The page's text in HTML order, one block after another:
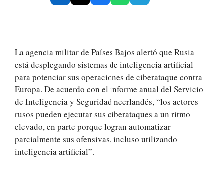
La agencia militar de Países Bajos alertó que Rusia
está desplegando sistemas de inteligencia artificial
para potenciar sus operaciones de ciberataque contra
Europa. De acuerdo con el informe anual del Servicio
de Inteligencia y Seguridad neerlandés, “los actores
rusos pueden ejecutar sus ciberataques a un ritmo
elevado, en parte porque logran automatizar
parcialmente sus ofensivas, incluso utilizando
inteligencia artificial”.